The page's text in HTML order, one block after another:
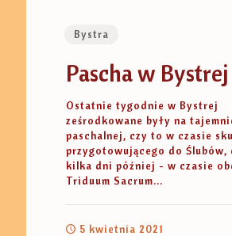
Bystra
Pascha w Bystrej
Ostatnie tygodnie w Bystrej
ześrodkowane były na
paschalnej, czy to w czasie
przygotowującego do Ślubów,
kilka dni później - w czasie
Triduum Sacrum...
5 kwietnia 2021